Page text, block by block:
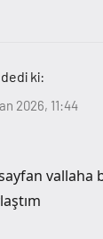
dedi ki:
2026, 11:44
vallaha